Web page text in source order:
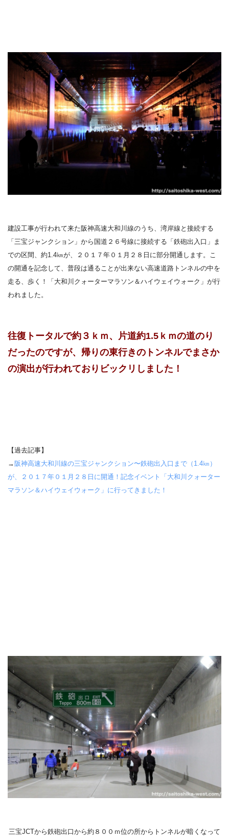
建設工事が行われて来た阪神高速大和川線のうち、湾岸線と接続する
「三宝ジャンクション」から国道２６号線に接続する「鉄砲出入口」ま
での区間、約1.4㎞が、２０１７年０１月２８日に部分開通します。こ
の開通を記念して、普段は通ることが出来ない高速道路トンネルの中を
走る、歩く！「大和川クォーターマラソン＆ハイウェイウォーク」が行
われました。
往復トータルで約３ｋｍ、片道約1.5ｋｍの道のり
だったのですが、帰りの東行きのトンネルでまさか
の演出が行われておりビックリしました！
【過去記事】
→ 阪神高速大和川線の三宝ジャンクション〜鉄砲出入口まで（1.4㎞）
が、２０１７年０１月２８日に開通！記念イベント「大和川クォーター
マラソン＆ハイウェイウォーク」に行ってきました！
三宝JCTから鉄砲出口から約８００ｍ位の所からトンネルが暗くなって